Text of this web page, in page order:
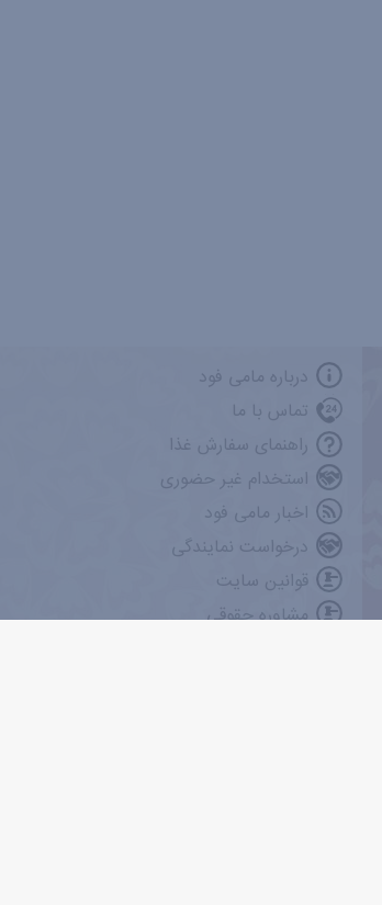
درباره مامی فود
تماس با ما
راهنمای سفارش غذا
استخدام غیر حضوری
اخبار مامی فود
درخواست نمایندگی
قوانین سایت
مشاوره حقوقی